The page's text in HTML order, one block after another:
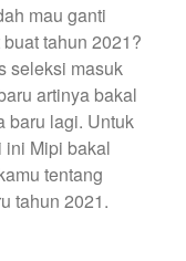
mau ganti
tahun 2021?
seleksi masuk
artinya bakal
baru lagi. Untuk
ini Mipi bakal
tentang
tahun 2021.